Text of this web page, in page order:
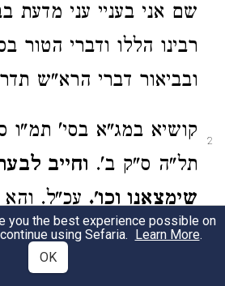
שם אני בעניי עני מדעת
רבינו הללו ודברי הטור
ובביאור דברי הרא"ש
2
קושיא במג"א בסי' תמ"ו
תל"ה ס"ק ב'. וחייב
שימצאנו וכו'.עכ"ל. והא
בש"ע א"ח בסי' תמ"ו
חמץ בביתו אם הוא
you the best experience possible on
using Sefaria. Learn More.
OK